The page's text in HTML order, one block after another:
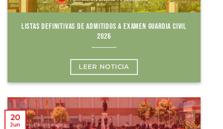
LISTAS DEFINITIVAS DE ADMITIDOS A EXAMEN GUARDIA CIVIL
2026
LEER NOTICIA
20
Jun